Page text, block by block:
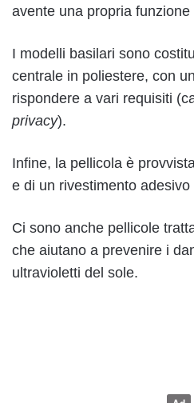
avente una propria
I modelli basilari sono
centrale in poliestere, con
rispondere a vari requisiti
privacy).
Infine, la pellicola è
e di un rivestimento adesivo
Ci sono anche pellicole
che aiutano a prevenire i
ultravioletti del sole.